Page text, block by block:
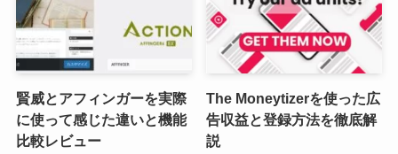
賢威とアフィンガーを実際
に使って感じた違いと機能
比較レビュー
The Moneytizerを使った広
告収益と登録方法を徹底解
説